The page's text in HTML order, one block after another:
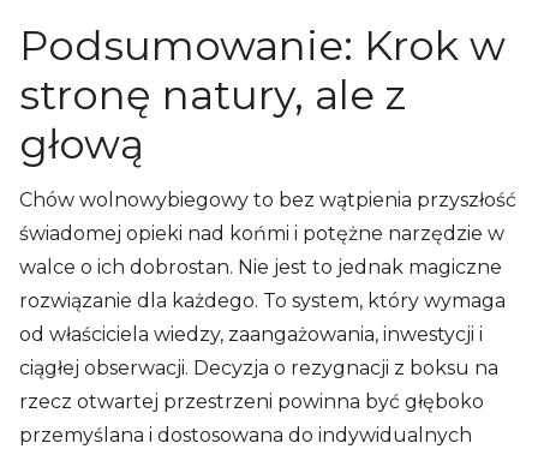
Podsumowanie: Krok w
stronę natury, ale z
głową
Chów wolnowybiegowy to bez wątpienia przyszłość
świadomej opieki nad końmi i potężne narzędzie w
walce o ich dobrostan. Nie jest to jednak magiczne
rozwiązanie dla każdego. To system, który wymaga
od właściciela wiedzy, zaangażowania, inwestycji i
ciągłej obserwacji. Decyzja o rezygnacji z boksu na
rzecz otwartej przestrzeni powinna być głęboko
przemyślana i dostosowana do indywidualnych